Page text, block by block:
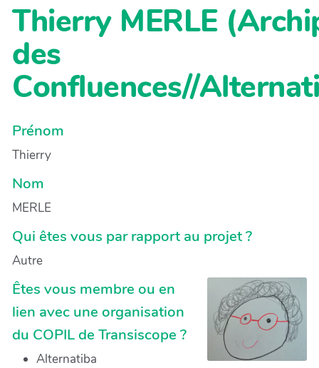
Thierry MERLE
des
Confluences//
Prénom
Thierry
Nom
MERLE
Qui êtes vous par rapport au projet ?
Autre
Êtes vous membre ou en
lien avec une organisation
du COPIL de Transiscope ?
Alternatiba